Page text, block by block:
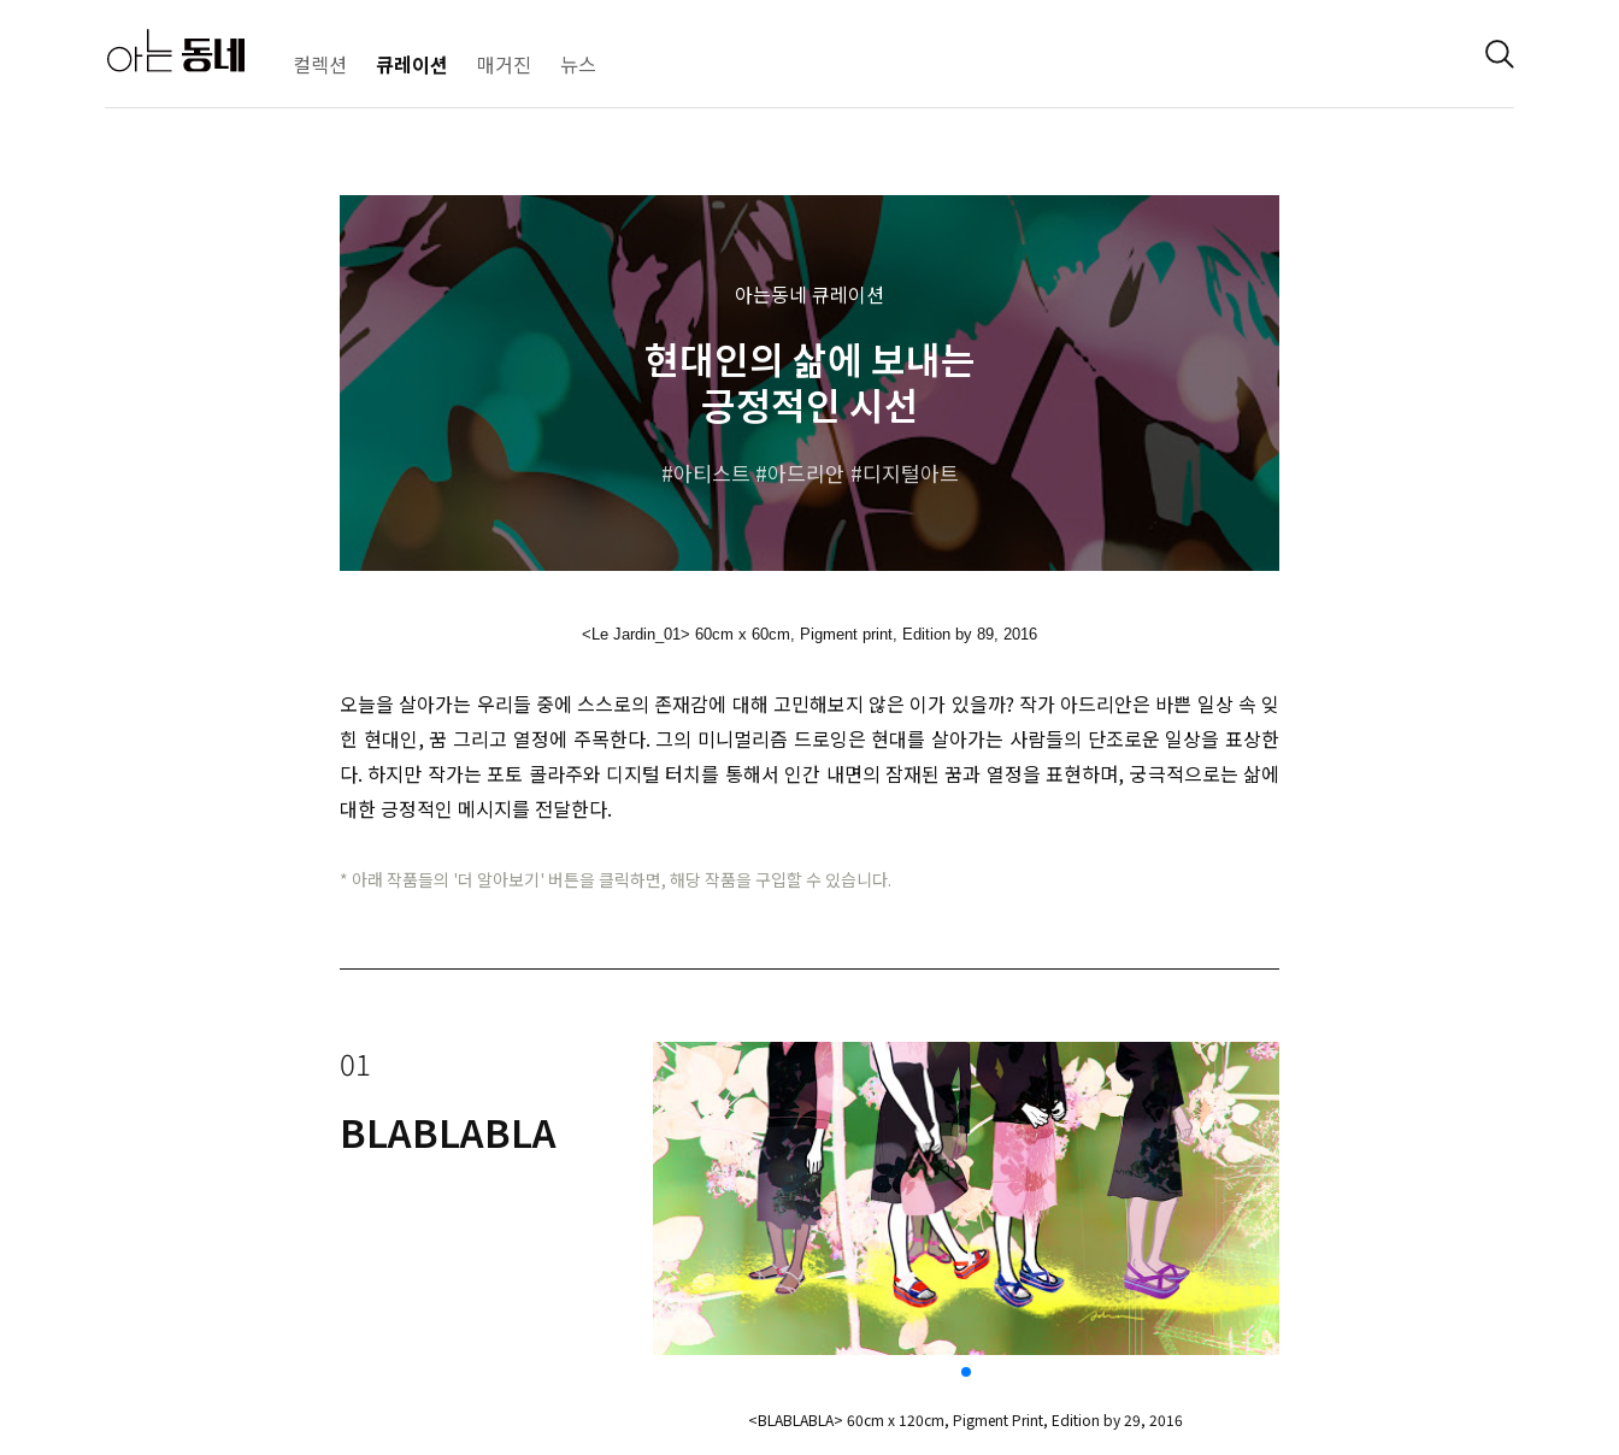
컬렉션 큐레이션 매거진 뉴스
아는동네 큐레이션
현대인의 삶에 보내는
긍정적인 시선
아티스트 아드리안 디지털아트
<Le Jardin_01> 60cm x 60cm, Pigment print, Edition by 89, 2016
오늘을 살아가는 우리들 중에 스스로의 존재감에 대해 고민해보지 않은 이가 있을까? 작가 아드리안은 바쁜 일상 속 잊
힌 현대인,꿈 그리고 열정에 주목한다. 그의 미니멀리즘 드로잉은 현대를 살아가는 사람들의 단조로운 일상을 표상한
다. 하지만 작가는 포토 콜라주와 디지털 터치를 통해서 인간 내면의 잠재된 꿈과 열정을 표현하며, 궁극적으로는 삶에
대한긍정적인 메시지를 전달한다.
* 아래 작품들의 '더 알아보기' 버튼을 클릭하면, 해당 작품을 구입할 수 있습니다.
01
BLABLABLA
<BLABLABLA> 60cm x 120cm, Pigment Print, Edition by 29, 2016